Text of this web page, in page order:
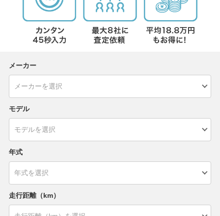
メーカー
モデル
年式
走行距離（km）